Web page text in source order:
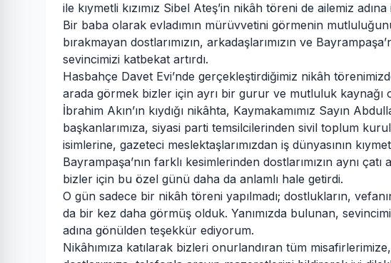
ile kıymetli kızımız Sibel Ateş’in nikâh töreni de ailemiz
Bir baba olarak evladımın mürüvvetini görmenin
bırakmayan dostlarımızın, arkadaşlarımızın ve
sevincimizi katbekat artırdı.
Hasbahçe Davet Evi’nde gerçekleştirdiğimiz nikâh
arada görmek bizler için ayrı bir gurur ve mutluluk kaynağı
İbrahim Akın’ın kıydığı nikâhta, Kaymakamımız Sayın
başkanlarımıza, siyasi parti temsilcilerinden sivil toplum
isimlerine, gazeteci meslektaşlarımızdan iş dünyasının
Bayrampaşa’nın farklı kesimlerinden dostlarımızın aynı
bizler için bu özel günü daha da anlamlı hale getirdi.
O gün sadece bir nikâh töreni yapılmadı; dostlukların,
da bir kez daha görmüş olduk. Yanımızda bulunan,
adına gönülden teşekkür ediyorum.
Nikâhımıza katılarak bizleri onurlandıran tüm